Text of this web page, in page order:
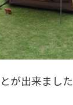
が出来ました